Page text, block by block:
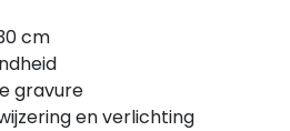
cm
gravure
en verlichting